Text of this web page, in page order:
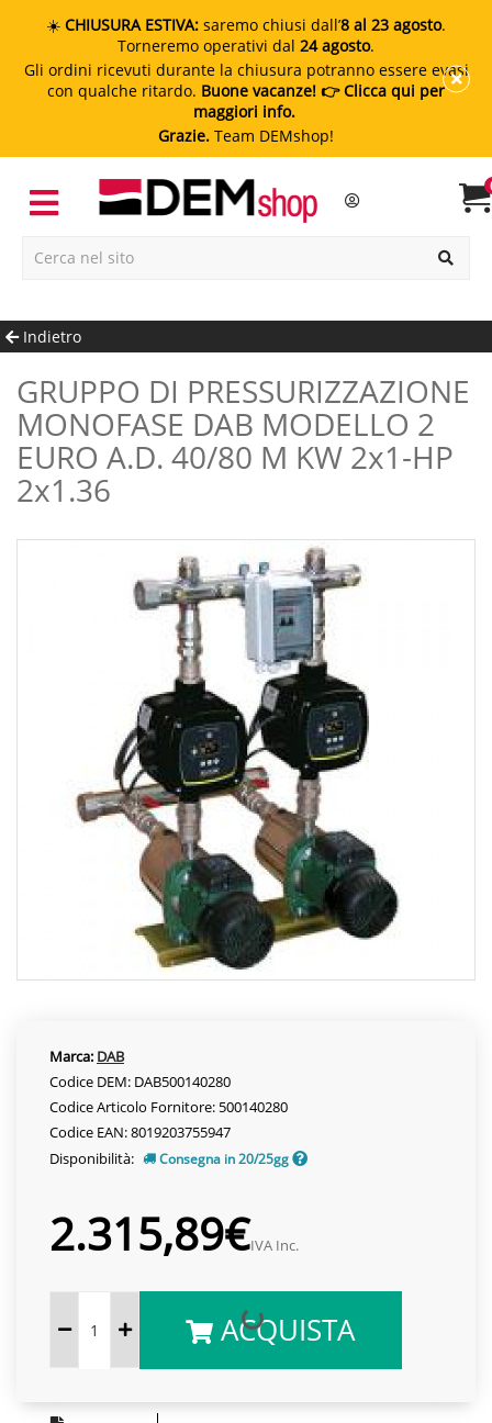
☀️ CHIUSURA ESTIVA: saremo chiusi dall’8 al 23 agosto.
Torneremo operativi dal 24 agosto.
Gli ordini ricevuti durante la chiusura potranno essere evasi
con qualche ritardo. Buone vacanze! 👉 Clicca qui per
maggiori info.
Grazie. Team DEMshop!
Indietro
GRUPPO DI PRESSURIZZAZIONE
MONOFASE DAB MODELLO 2
EURO A.D. 40/80 M KW 2x1-HP
2x1.36
Marca: DAB
Codice DEM: DAB500140280
Codice Articolo Fornitore: 500140280
Codice EAN: 8019203755947
Disponibilità:
Consegna in 20/25gg
2.315,89€IVA Inc.
ACQUISTA